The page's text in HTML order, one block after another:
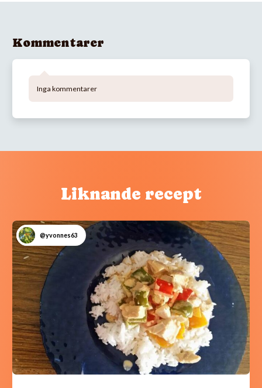
Kommentarer
Inga kommentarer
Liknande recept
@yvonnes63